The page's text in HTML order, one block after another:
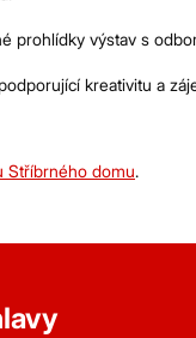
prohlídky výstav s
kreativitu a
Stříbrného domu.